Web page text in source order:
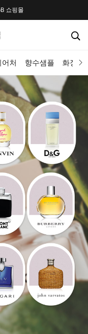
쇼핑몰
어처 향수샘플 화장품